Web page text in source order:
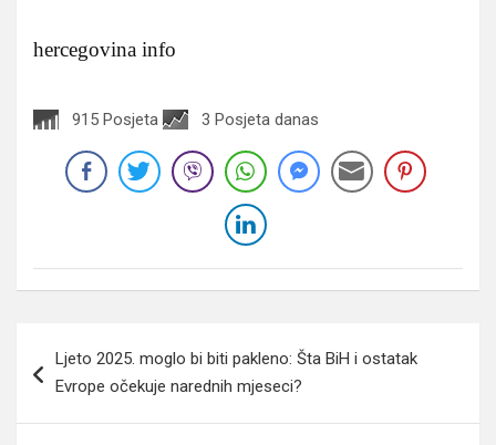
hercegovina info
915 Posjeta 3 Posjeta danas
članaka
Ljeto 2025. moglo bi biti pakleno: Šta BiH i ostatak
Evrope očekuje narednih mjeseci?